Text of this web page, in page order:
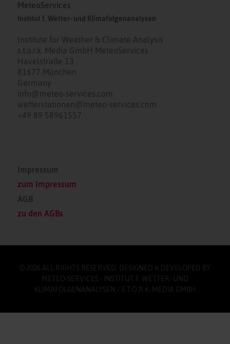
MeteoServices
Institut f. Wetter- und Klimafolgenanalysen
Institute for Weather & Climate Analysis
s.t.o.r.k. Media GmbH MeteoServices
Havelstraße 13
81677 München
Germany
info@meteo-services.com
wetterstationen@meteo-services.com
+49 89 58961557
Impressum
zum Impressum
AGB
zu den AGBs
© 2026 ALL RIGHTS RESERVED. DESIGNED & DEVELOPED BY
METEO-SERVICES - INSTITUT F. WETTER- UND
KLIMAFOLGENANALYSEN / S.T.O.R.K. MEDIA GMBH